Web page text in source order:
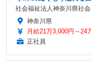
社会福祉法人神奈川県社
神奈川県
月給21万3,000円～24
正社員